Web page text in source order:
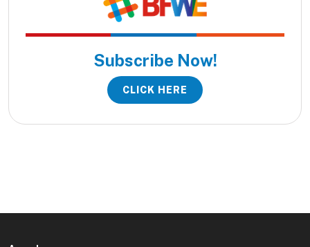
Subscribe Now!
CLICK HERE